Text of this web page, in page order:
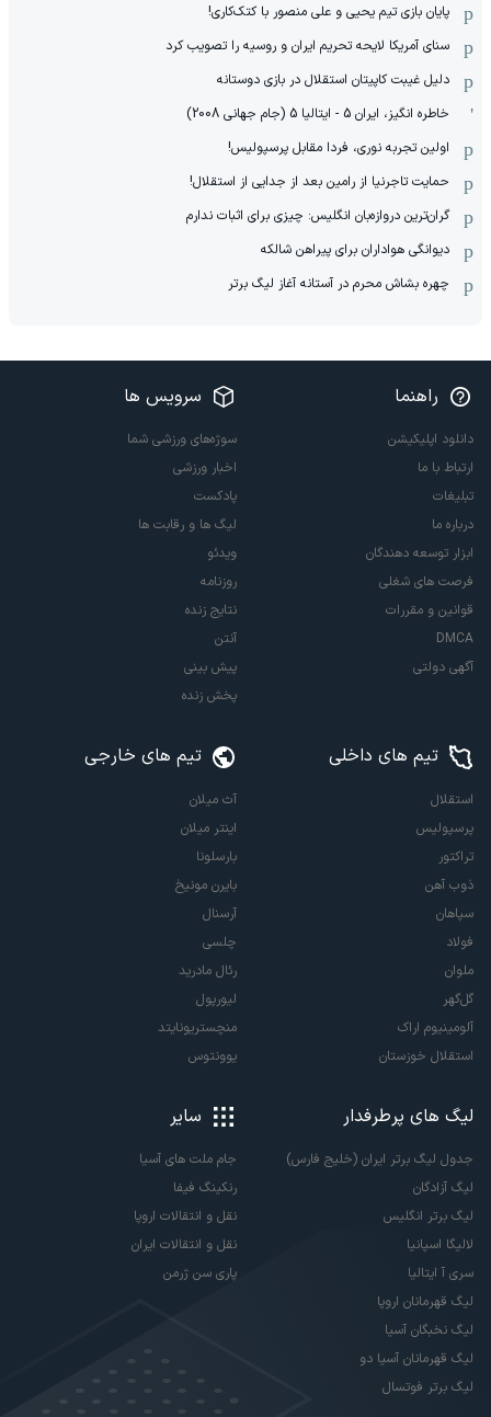
پایان بازی تیم یحیی و علی منصور با کتک‌کاری!
سنای آمریکا لایحه تحریم ایران و روسیه را تصویب کرد
دلیل غیبت کاپیتان استقلال در بازی دوستانه
خاطره انگیز، ایران 5 - ایتالیا 5 (جام جهانی 2008)
اولین تجربه نوری، فردا مقابل پرسپولیس!
حمایت تاجرنیا از رامین بعد از جدایی از استقلال!
گران‌ترین دروازه‌بان انگلیس: چیزی برای اثبات ندارم
دیوانگی هواداران برای پیراهن شالکه
چهره بشاش محرم در آستانه آغاز لیگ برتر
راهنما
دانلود اپلیکیشن
ارتباط با ما
تبلیغات
درباره ما
ابزار توسعه دهندگان
فرصت های شغلی
قوانین و مقررات
DMCA
آگهی دولتی
سرویس ها
سوژه‌های ورزشی شما
اخبار ورزشی
پادکست
لیگ ها و رقابت ها
ویدئو
روزنامه
نتایج زنده
آنتن
پیش بینی
پخش زنده
تیم های داخلی
استقلال
پرسپولیس
تراکتور
ذوب آهن
سپاهان
فولاد
ملوان
گل‌گهر
آلومینیوم اراک
استقلال خوزستان
تیم های خارجی
آث میلان
اینتر میلان
بارسلونا
بایرن مونیخ
آرسنال
چلسی
رئال مادرید
لیورپول
منچستریونایتد
یوونتوس
لیگ های پرطرفدار
جدول لیگ برتر ایران (خلیج فارس)
لیگ آزادگان
لیگ برتر انگلیس
لالیگا اسپانیا
سری آ ایتالیا
لیگ قهرمانان اروپا
لیگ نخبگان آسیا
لیگ قهرمانان آسیا دو
لیگ برتر فوتسال
سایر
جام ملت های آسیا
رنکینگ فیفا
نقل و انتقالات اروپا
نقل و انتقالات ایران
پاری سن ژرمن